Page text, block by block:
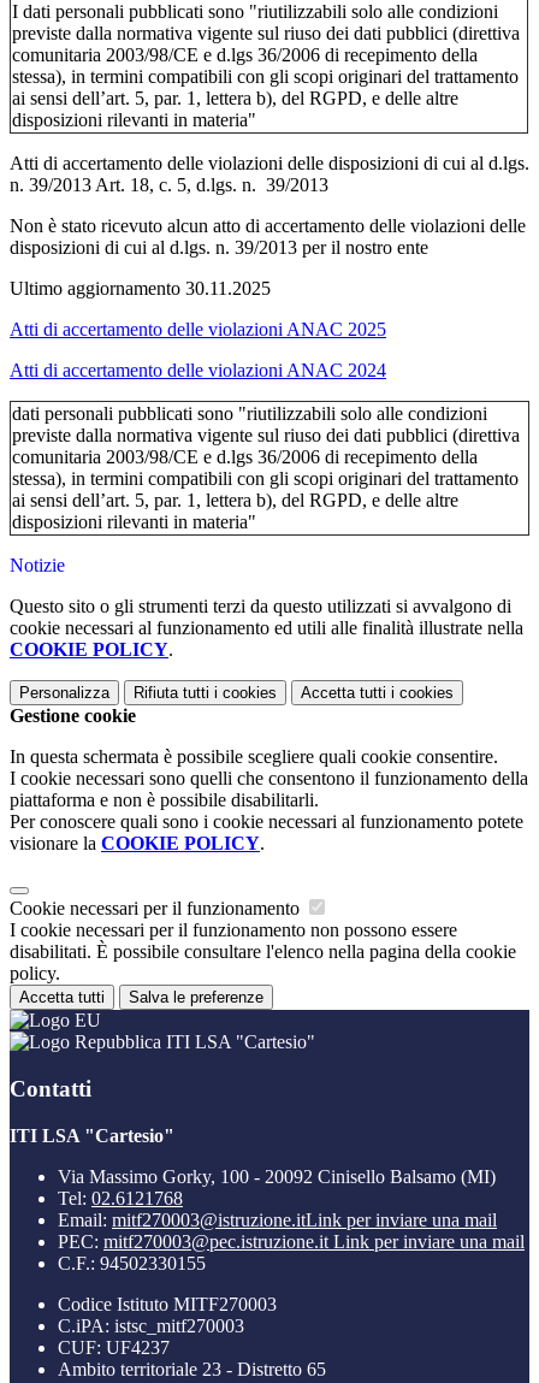
I dati personali pubblicati sono "riutilizzabili solo alle condizioni
previste dalla normativa vigente sul riuso dei dati pubblici (direttiva
comunitaria 2003/98/CE e d.lgs 36/2006 di recepimento della
stessa), in termini compatibili con gli scopi originari del trattamento
ai sensi dell’art. 5, par. 1, lettera b), del RGPD, e delle altre
disposizioni rilevanti in materia"
Atti di accertamento delle violazioni delle disposizioni di cui al d.lgs.
n. 39/2013 Art. 18, c. 5, d.lgs. n. 39/2013
Non è stato ricevuto alcun atto di accertamento delle violazioni delle
disposizioni di cui al d.lgs. n. 39/2013 per il nostro ente
Ultimo aggiornamento 30.11.2025
Atti di accertamento delle violazioni ANAC 2025
Atti di accertamento delle violazioni ANAC 2024
dati personali pubblicati sono "riutilizzabili solo alle condizioni
previste dalla normativa vigente sul riuso dei dati pubblici (direttiva
comunitaria 2003/98/CE e d.lgs 36/2006 di recepimento della
stessa), in termini compatibili con gli scopi originari del trattamento
ai sensi dell’art. 5, par. 1, lettera b), del RGPD, e delle altre
disposizioni rilevanti in materia"
Notizie
Questo sito o gli strumenti terzi da questo utilizzati si avvalgono di
cookie necessari al funzionamento ed utili alle finalità illustrate nella
COOKIE POLICY.
Personalizza Rifiuta tutti i cookies Accetta tutti i cookies
Gestione cookie
In questa schermata è possibile scegliere quali cookie consentire.
I cookie necessari sono quelli che consentono il funzionamento della
piattaforma e non è possibile disabilitarli.
Per conoscere quali sono i cookie necessari al funzionamento potete
visionare la COOKIE POLICY.
Cookie necessari per il funzionamento
I cookie necessari per il funzionamento non possono essere
disabilitati. È possibile consultare l'elenco nella pagina della cookie
policy.
Accetta tutti Salva le preferenze
ITI LSA "Cartesio"
Contatti
ITI LSA "Cartesio"
Via Massimo Gorky, 100 - 20092 Cinisello Balsamo (MI)
Tel: 02.6121768
Email: mitf270003@istruzione.itLink per inviare una mail
PEC: mitf270003@pec.istruzione.it Link per inviare una mail
C.F.: 94502330155
Codice Istituto MITF270003
C.iPA: istsc_mitf270003
CUF: UF4237
Ambito territoriale 23 - Distretto 65